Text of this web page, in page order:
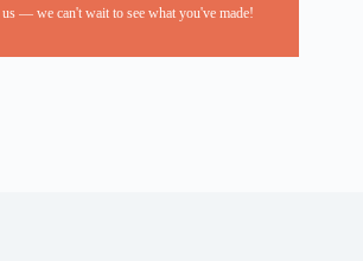
us — we can't wait to see what you've made!